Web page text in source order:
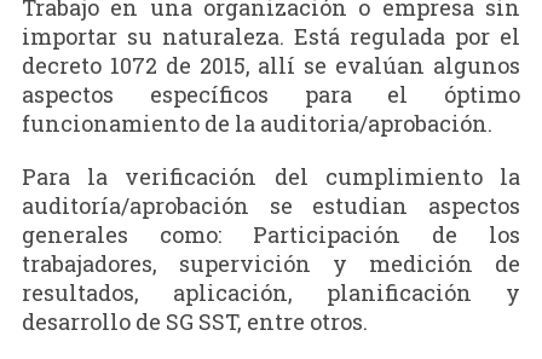
Trabajo en una organización o empresa sin
importar su naturaleza. Está regulada por el
decreto 1072 de 2015, allí se evalúan algunos
aspectos específicos para el óptimo
funcionamiento de la auditoria/aprobación.
Para la verificación del cumplimiento la
auditoría/aprobación se estudian aspectos
generales como: Participación de los
trabajadores, supervición y medición de
resultados, aplicación, planificación y
desarrollo de SG SST, entre otros.